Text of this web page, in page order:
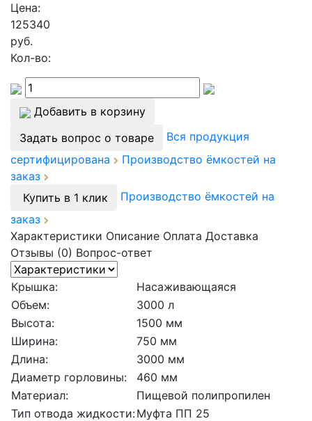
Цена:
125340
руб.
Кол-во:
Добавить в корзину
Задать вопрос о товаре
Вся продукция
сертифицирована
Производство ёмкостей на
заказ
Купить в 1 клик
Производство ёмкостей на
заказ
Характеристики Описание Оплата Доставка
Отзывы (0) Вопрос-ответ
Крышка:
Насаживающаяся
Объем:
3000 л
Высота:
1500 мм
Ширина:
750 мм
Длина:
3000 мм
Диаметр горловины:
460 мм
Материал:
Пищевой полипропилен
Тип отвода жидкости:Муфта ПП 25